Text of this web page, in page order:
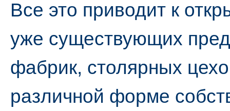
Все это приводит к
уже существующих
фабрик, столярных
различной форме